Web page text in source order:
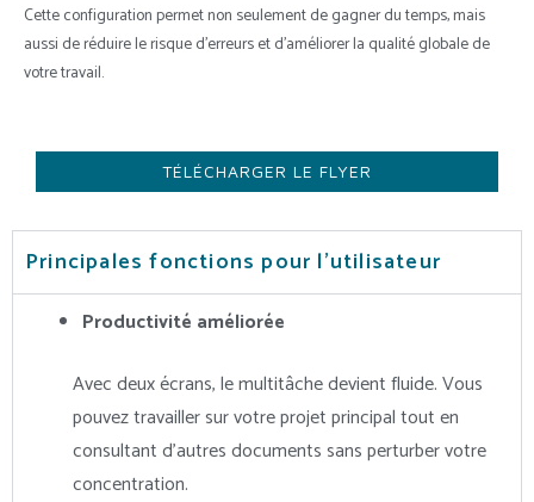
Cette configuration permet non seulement de gagner du temps, mais
aussi de réduire le risque d’erreurs et d’améliorer la qualité globale de
votre travail.
TÉLÉCHARGER LE FLYER
Principales fonctions pour l'utilisateur
Productivité améliorée
Avec deux écrans, le multitâche devient fluide. Vous
pouvez travailler sur votre projet principal tout en
consultant d’autres documents sans perturber votre
concentration.